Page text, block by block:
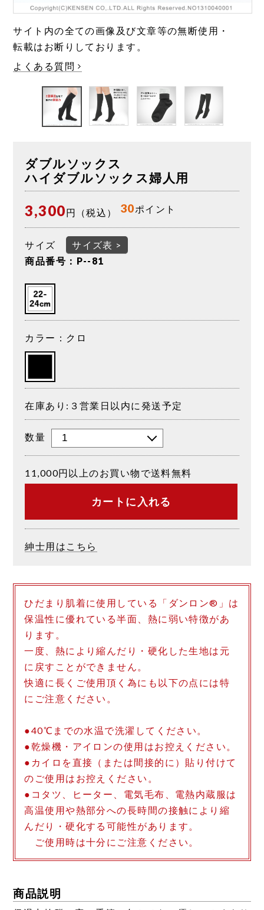
サイト内の全ての画像及び文章等の無断使用・
転載はお断りしております。
よくある質問
ダブルソックス
ハイダブルソックス婦人用
3,300円（税込） 30ポイント
サイズ
サイズ表 >
商品番号：P--81
カラー：クロ
在庫あり:３営業日以内に発送予定
数量
11,000円以上のお買い物で送料無料
カートに入れる
紳士用はこちら
ひだまり肌着に使用している「ダンロン®」は
保温性に優れている半面、熱に弱い特徴があ
ります。
一度、熱により縮んだり・硬化した生地は元
に戻すことができません。
快適に長くご使用頂く為にも以下の点には特
にご注意ください。
●40℃までの水温で洗濯してください。
●乾燥機・アイロンの使用はお控えください。
●カイロを直接（または間接的に）貼り付けて
のご使用はお控えください。
●コタツ、ヒーター、電気毛布、電熱内蔵服は
高温使用や熱部分への長時間の接触により縮
んだり・硬化する可能性があります。
ご使用時は十分にご注意ください。
商品説明